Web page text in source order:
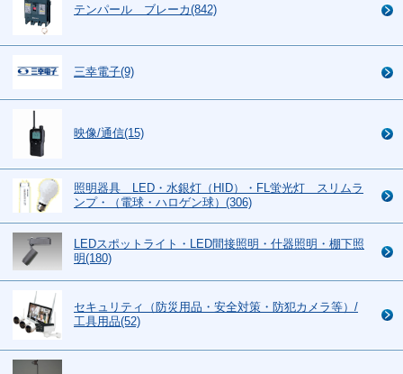
テンパール ブレーカ(842)
三幸電子(9)
映像/通信(15)
照明器具 LED・水銀灯（HID）・FL蛍光灯 スリムラ
ンプ・（電球・ハロゲン球）(306)
LEDスポットライト・LED間接照明・什器照明・棚下照
明(180)
セキュリティ（防災用品・安全対策・防犯カメラ等）/
工具用品(52)